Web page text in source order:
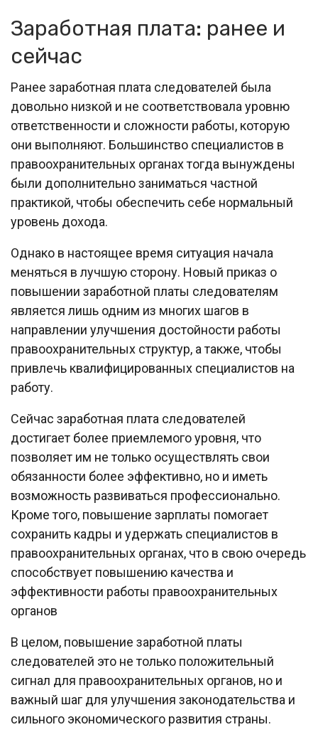
Заработная плата: ранее и
сейчас
Ранее заработная плата следователей была
довольно низкой и не соответствовала уровню
ответственности и сложности работы, которую
они выполняют. Большинство специалистов в
правоохранительных органах тогда вынуждены
были дополнительно заниматься частной
практикой, чтобы обеспечить себе нормальный
уровень дохода.
Однако в настоящее время ситуация начала
меняться в лучшую сторону. Новый приказ о
повышении заработной платы следователям
является лишь одним из многих шагов в
направлении улучшения достойности работы
правоохранительных структур, а также, чтобы
привлечь квалифицированных специалистов на
работу.
Сейчас заработная плата следователей
достигает более приемлемого уровня, что
позволяет им не только осуществлять свои
обязанности более эффективно, но и иметь
возможность развиваться профессионально.
Кроме того, повышение зарплаты помогает
сохранить кадры и удержать специалистов в
правоохранительных органах, что в свою очередь
способствует повышению качества и
эффективности работы правоохранительных
органов
В целом, повышение заработной платы
следователей это не только положительный
сигнал для правоохранительных органов, но и
важный шаг для улучшения законодательства и
сильного экономического развития страны.